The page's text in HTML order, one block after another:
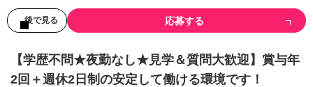
後で見る 応募する
【学歴不問★夜勤なし★見学＆質問大歓迎】賞与年
2回＋週休2日制の安定して働ける環境です！